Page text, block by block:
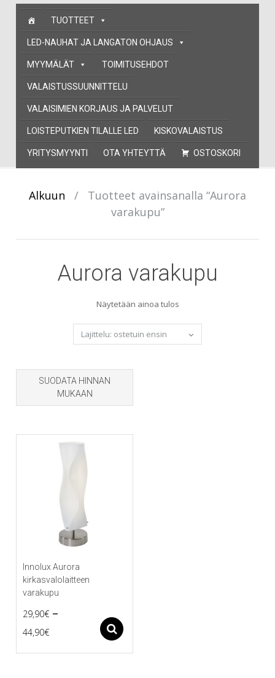
Skip
content
TUOTTEET
LED-NAUHAT JA LANGATON OHJAUS
MYYMÄLÄT TOIMITUSEHDOT
VALAISTUSSUUNNITTELU
VALAISIMIEN KORJAUS JA PALVELUT
LOISTEPUTKIEN TILALLE LED KISKOVALAISTUS
YRITYSMYYNTI OTA YHTEYTTÄ OSTOSKORI
Alkuun /
Tuotteet avainsanalla “Aurora
varakupu”
Aurora varakupu
Näytetään ainoa tulos
SUODATA HINNAN
MUKAAN
Innolux Aurora
kirkasvalolaitteen
varakupu
29,90€ –
44,90€Price
range:
tuotteella